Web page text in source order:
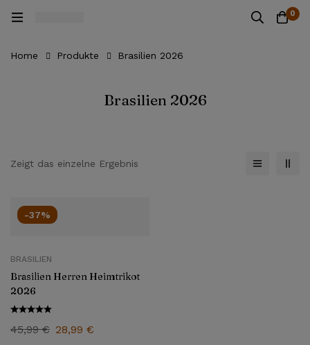
0
Home Produkte Brasilien 2026
Brasilien 2026
Zeigt das einzelne Ergebnis
-37%
BRASILIEN
Brasilien Herren Heimtrikot
2026
45,99€ 28,99 €